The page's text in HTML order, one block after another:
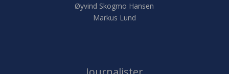
Øyvind Skogmo Hansen
Markus Lund